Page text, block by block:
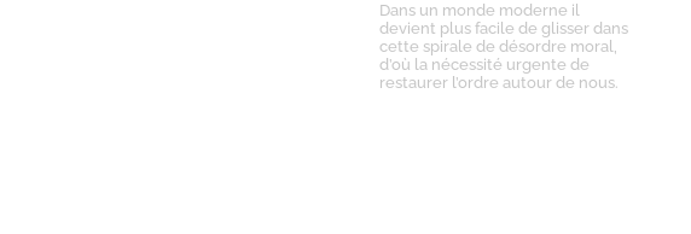
Dans un monde moderne il
devient plus facile de glisser dans
cette spirale de désordre moral,
d’où la nécessité urgente de
restaurer l’ordre autour de nous.